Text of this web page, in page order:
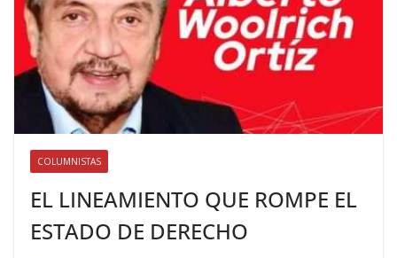
COLUMNISTAS
EL LINEAMIENTO QUE ROMPE EL
ESTADO DE DERECHO